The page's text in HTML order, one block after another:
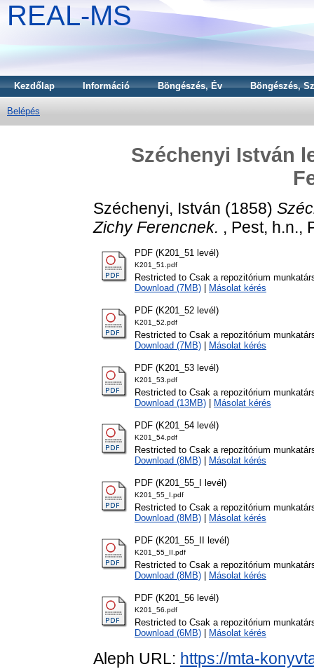
REAL-MS
Kezdőlap Információ Böngészés, Év Böngészés,
Belépés
Széchenyi István
Széchenyi, István (1858)
Zichy Ferencnek. , Pest, h.n.,
PDF (K201_51 levél)
K201_51.pdf
Restricted to Csak a repozitórium
Download (7MB)
Másolat kérés
PDF (K201_52 levél)
K201_52.pdf
Restricted to Csak a repozitórium
Download (7MB)
Másolat kérés
PDF (K201_53 levél)
K201_53.pdf
Restricted to Csak a repozitórium
Download (13MB)
Másolat kérés
PDF (K201_54 levél)
K201_54.pdf
Restricted to Csak a repozitórium
Download (8MB)
Másolat kérés
PDF (K201_55_I levél)
K201_55_I.pdf
Restricted to Csak a repozitórium
Download (8MB)
Másolat kérés
PDF (K201_55_II levél)
K201_55_II.pdf
Restricted to Csak a repozitórium
Download (8MB)
Másolat kérés
PDF (K201_56 levél)
K201_56.pdf
Restricted to Csak a repozitórium
Download (6MB)
Másolat kérés
Aleph URL: https://mta-